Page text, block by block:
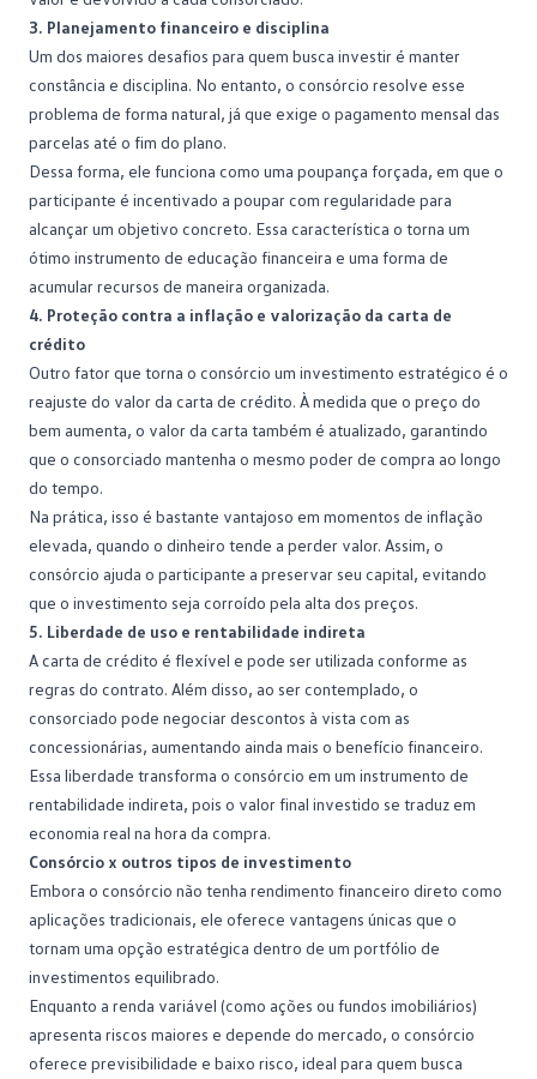
3. Planejamento financeiro e disciplina
Um dos maiores desafios para quem busca investir é manter
constância e disciplina. No entanto, o consórcio resolve esse
problema de forma natural, já que exige o pagamento mensal das
parcelas até o fim do plano.
Dessa forma, ele funciona como uma poupança forçada, em que o
participante é incentivado a poupar com regularidade para
alcançar um objetivo concreto. Essa característica o torna um
ótimo instrumento de educação financeira e uma forma de
acumular recursos de maneira organizada.
4. Proteção contra a inflação e valorização da carta de
crédito
Outro fator que torna o consórcio um investimento estratégico é o
reajuste do valor da carta de crédito. À medida que o preço do
bem aumenta, o valor da carta também é atualizado, garantindo
que o consorciado mantenha o mesmo poder de compra ao longo
do tempo.
Na prática, isso é bastante vantajoso em momentos de inflação
elevada, quando o dinheiro tende a perder valor. Assim, o
consórcio ajuda o participante a preservar seu capital, evitando
que o investimento seja corroído pela alta dos preços.
5. Liberdade de uso e rentabilidade indireta
A carta de crédito é flexível e pode ser utilizada conforme as
regras do contrato. Além disso, ao ser contemplado, o
consorciado pode negociar descontos à vista com as
concessionárias, aumentando ainda mais o benefício financeiro.
Essa liberdade transforma o consórcio em um instrumento de
rentabilidade indireta, pois o valor final investido se traduz em
economia real na hora da compra.
Consórcio x outros tipos de investimento
Embora o consórcio não tenha rendimento financeiro direto como
aplicações tradicionais, ele oferece vantagens únicas que o
tornam uma opção estratégica dentro de um portfólio de
investimentos equilibrado.
Enquanto a renda variável (como ações ou fundos imobiliários)
apresenta riscos maiores e depende do mercado, o consórcio
oferece previsibilidade e baixo risco, ideal para quem busca